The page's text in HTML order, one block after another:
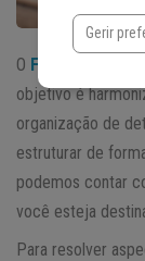
O Feng Shui
objetivo é
organização de
estruturar de
podemos contar
você esteja
Para resolver
Gerir